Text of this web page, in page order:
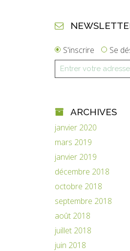
S'inscrire Se
ARCHIVES
janvier 2020
mars 2019
janvier 2019
décembre 2018
octobre 2018
septembre 2018
août 2018
juillet 2018
juin 2018